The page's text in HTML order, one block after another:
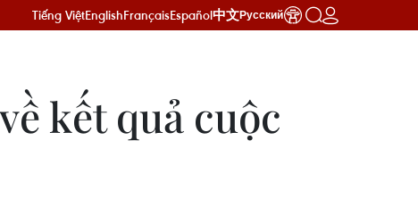
Tiếng ViệtEnglishFrançaisEspañol中文Русский
kết quả cuộc